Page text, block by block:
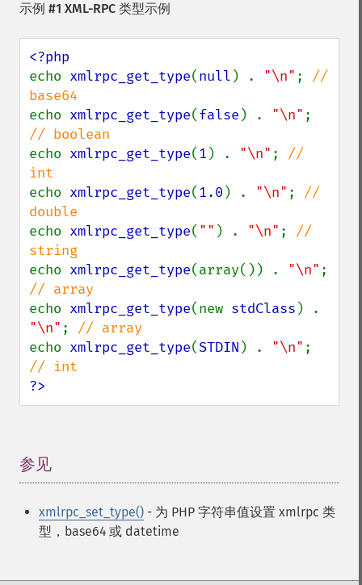
示例 #1 XML-RPC 类型示例
echo xmlrpc_get_type(null ) . "\n" ; //
echo xmlrpc_get_type(false ) . "\n"
echo xmlrpc_get_type(1 ) . "\n" ; //
echo xmlrpc_get_type(1.0 ) . "\n" ; //
echo xmlrpc_get_type( "" ) . "\n" ; //
echo xmlrpc_get_type(array()) . "\n"
echo xmlrpc_get_type(new stdClass
"\n" ;
echo xmlrpc_get_type(STDIN ) . "\n"
?>
参见
xmlrpc_set_type() - 为 PHP 字符串值设置 xmlrpc 类
型，base64 或 datetime